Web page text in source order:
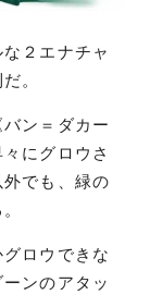
２エナチャ
。
ン＝ダカー
にグロウさ
でも、緑の
ロウできな
ンのアタッ